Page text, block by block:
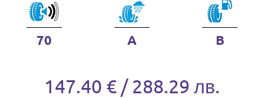
70 A B
147.40 € / 288.29 лв.